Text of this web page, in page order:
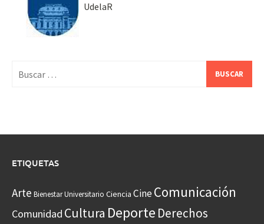
UdelaR
ETIQUETAS
Arte Bienestar Universitario Ciencia CineComunicación
Comunidad Cultura Deporte Derechos